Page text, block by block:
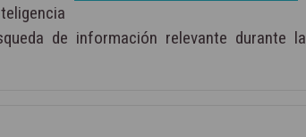
de información relevante durante la